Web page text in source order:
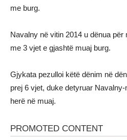
me burg.
Navalny në vitin 2014 u dënua
me 3 vjet e gjashtë muaj burg.
Gjykata pezulloi këtë dënim në
prej 6 vjet, duke detyruar
herë në muaj.